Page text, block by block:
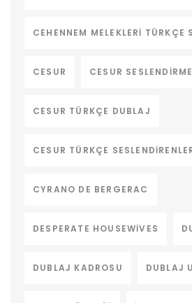
CEHENNEM MELEKLERI TÜRKÇE
CESUR CESUR
CESUR TÜRKÇE DUBLAJ
CESUR TÜRKÇE
CYRANO DE BERGERAC
DESPERATE HOUSEWIVES
DUBLAJ KADROSU DUBLAJ